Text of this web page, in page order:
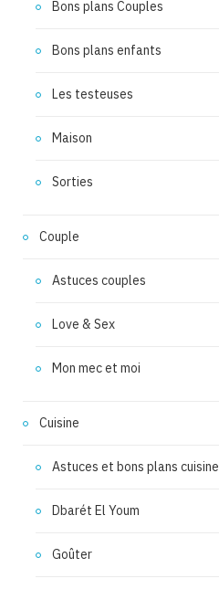
Bons plans Couples
Bons plans enfants
Les testeuses
Maison
Sorties
Couple
Astuces couples
Love & Sex
Mon mec et moi
Cuisine
Astuces et bons plans cuisine
Dbarét El Youm
Goûter